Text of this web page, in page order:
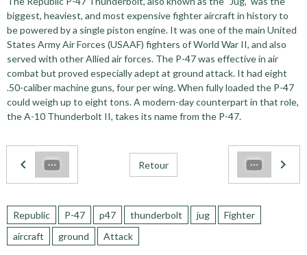
biggest, heaviest, and most expensive fighter aircraft in history to
be powered by a single piston engine. It was one of the main United
States Army Air Forces (USAAF) fighters of World War II, and also
served with other Allied air forces. The P-47 was effective in air
combat but proved especially adept at ground attack. It had eight
.50-caliber machine guns, four per wing. When fully loaded the P-47
could weigh up to eight tons. A modern-day counterpart in that role,
the A-10 Thunderbolt II, takes its name from the P-47.
Retour
Republic P-47 p47 thunderbolt jug
Fighter
aircraft
ground Attack